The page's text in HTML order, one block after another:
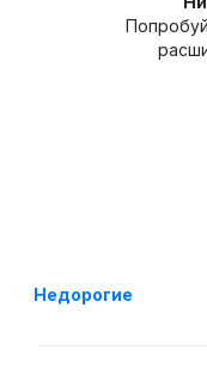
Недорогие